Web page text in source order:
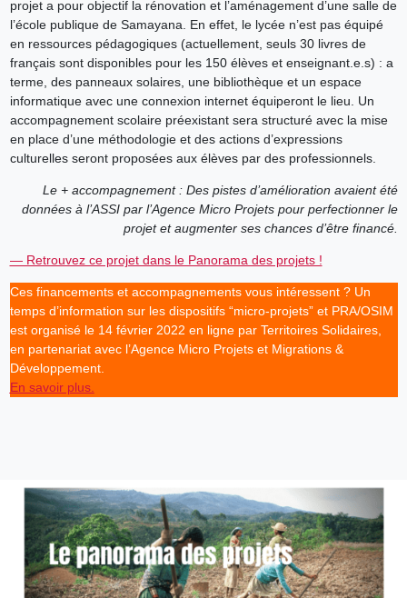
projet a pour objectif la rénovation et l’aménagement d’une salle de
l’école publique de Samayana. En effet, le lycée n’est pas équipé
en ressources pédagogiques (actuellement, seuls 30 livres de
français sont disponibles pour les 150 élèves et enseignant.e.s) : a
terme, des panneaux solaires, une bibliothèque et un espace
informatique avec une connexion internet équiperont le lieu. Un
accompagnement scolaire préexistant sera structuré avec la mise
en place d’une méthodologie et des actions d’expressions
culturelles seront proposées aux élèves par des professionnels.
Le + accompagnement : Des pistes d’amélioration avaient été
données à l’ASSI par l’Agence Micro Projets pour perfectionner le
projet et augmenter ses chances d’être financé.
— Retrouvez ce projet dans le Panorama des projets !
Ces financements et accompagnements vous intéressent ? Un
temps d’information sur les dispositifs “micro-projets” et PRA/OSIM
est organisé le 14 février 2022 en ligne par Territoires Solidaires,
en partenariat avec l’Agence Micro Projets et Migrations &
Développement.
En savoir plus.